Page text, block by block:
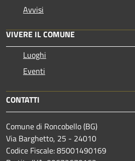
Avvisi
VIVERE IL COMUNE
Luoghi
Eventi
CONTATTI
Comune di Roncobello (BG)
Via Barghetto, 25 - 24010
Codice Fiscale: 85001490169